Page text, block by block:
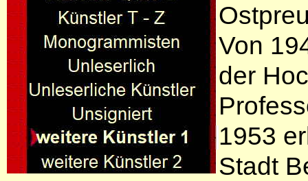
Von
der
1953
Stadt